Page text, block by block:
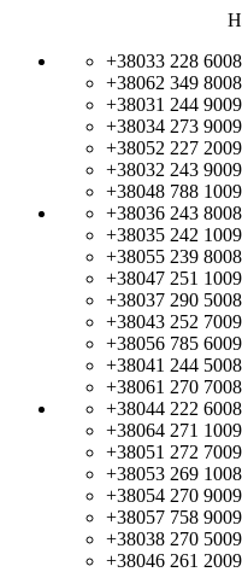
+38033 228 6008
+38062 349 8008
+38031 244 9009
+38034 273 9009
+38052 227 2009
+38032 243 9009
+38048 788 1009
+38036 243 8008
+38035 242 1009
+38055 239 8008
+38047 251 1009
+38037 290 5008
+38043 252 7009
+38056 785 6009
+38041 244 5008
+38061 270 7008
+38044 222 6008
+38064 271 1009
+38051 272 7009
+38053 269 1008
+38054 270 9009
+38057 758 9009
+38038 270 5009
+38046 261 2009